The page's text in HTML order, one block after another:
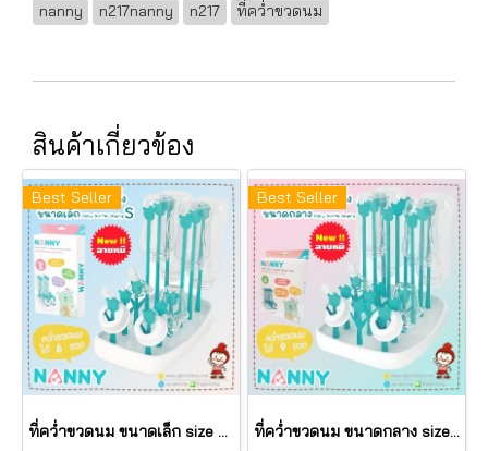
nanny n217nanny n217 ที่คว่ำขวดนม
สินค้าเกี่ยวข้อง
Best Seller
ที่คว่ำขวดนม ขนาดเล็ก size S (แกนตั้ง 2x6 แถว แกนสั้น 6 แกน แกนยาว 6 แกน คว่ำได้ 6 ขวด) Baby Bottle Drying รุ่น N233 ยี่ห้อ NANNY
Best Seller
ที่คว่ำขวดนม ขนาดกลาง size M (แกนตั้ง 3x6 แถว แกนสั้น 9 แกน แกนยาว 9 แกน คว่ำได้ 9 ขวด) Baby Bottle Drying รุ่น N215 ยี่ห้อ NANNY